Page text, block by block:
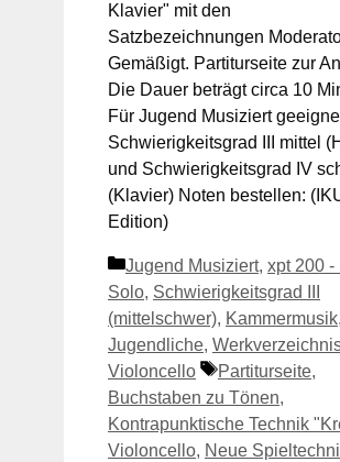
Klavier" mit den
Satzbezeichnungen
Gemäßigt. Partiturseite zur
Die Dauer beträgt circa 10
Für Jugend Musiziert
Schwierigkeitsgrad III mittel
und Schwierigkeitsgrad IV
(Klavier) Noten bestellen:
Edition)
Kategorien
Jugend Musiziert, xpt 200 -
Solo, Schwierigkeitsgrad III
(mittelschwer), Kammermusik,
Jugendliche,
Violoncello
Schlagwörter
Partiturseite,
Buchstaben zu Tönen,
Kontrapunktische Technik
Violoncello, Neue